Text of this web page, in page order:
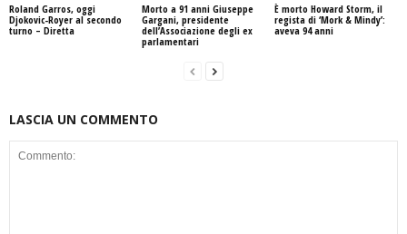
Roland Garros, oggi
Djokovic-Royer al secondo
turno – Diretta
Morto a 91 anni Giuseppe
Gargani, presidente
dell’Associazione degli ex
parlamentari
È morto Howard Storm, il
regista di ‘Mork & Mindy’:
aveva 94 anni
LASCIA UN COMMENTO